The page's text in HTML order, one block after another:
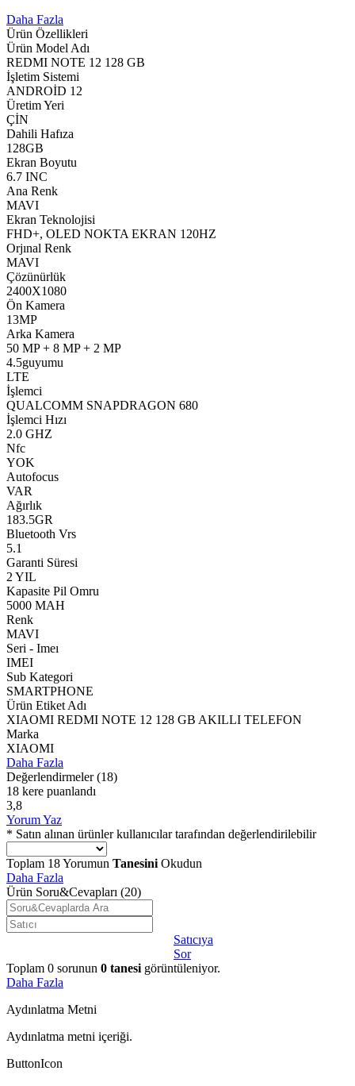
Daha Fazla
Ürün Özellikleri
Ürün Model Adı
REDMI NOTE 12 128 GB
İşletim Sistemi
ANDROİD 12
Üretim Yeri
ÇİN
Dahili Hafıza
128GB
Ekran Boyutu
6.7 INC
Ana Renk
MAVI
Ekran Teknolojisi
FHD+, OLED NOKTA EKRAN 120HZ
Orjınal Renk
MAVI
Çözünürlük
2400X1080
Ön Kamera
13MP
Arka Kamera
50 MP + 8 MP + 2 MP
4.5guyumu
LTE
İşlemci
QUALCOMM SNAPDRAGON 680
İşlemci Hızı
2.0 GHZ
Nfc
YOK
Autofocus
VAR
Ağırlık
183.5GR
Bluetooth Vrs
5.1
Garanti Süresi
2 YIL
Kapasite Pil Omru
5000 MAH
Renk
MAVI
Seri - Imeı
IMEI
Sub Kategori
SMARTPHONE
Ürün Etiket Adı
XIAOMI REDMI NOTE 12 128 GB AKILLI TELEFON
Marka
XIAOMI
Daha Fazla
Değerlendirmeler (18)
18 kere puanlandı
3,8
Yorum Yaz
* Satın alınan ürünler kullanıcılar tarafından değerlendirilebilir
Toplam 18Yorumun Tanesini Okudun
Daha Fazla
Ürün Soru&Cevapları (20)
Satıcıya
Sor
Toplam 0 sorunun 0 tanesi görüntüleniyor.
Daha Fazla
Aydınlatma Metni
Aydınlatma metni içeriği.
ButtonIcon